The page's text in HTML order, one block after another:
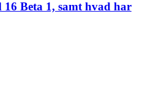
Beta 1, samt hvad har